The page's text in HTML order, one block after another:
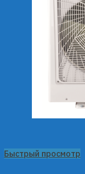
Быстрый просмотр